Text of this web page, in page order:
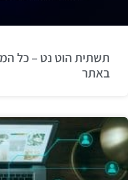
תשתית הוט נט – כל
באתר